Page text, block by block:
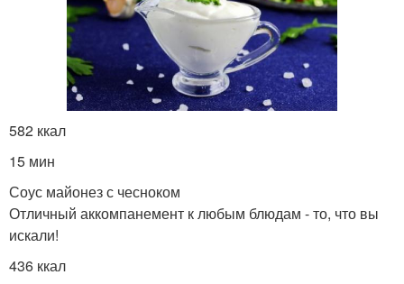
582 ккал
15 мин
Соус майонез с чесноком
Отличный аккомпанемент к любым блюдам - то, что вы
искали!
436 ккал